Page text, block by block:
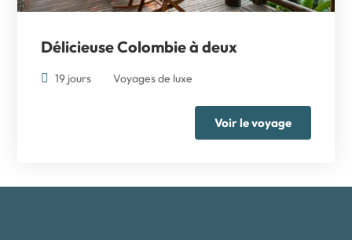
Délicieuse Colombie à deux
19 jours Voyages de luxe
Voir le voyage